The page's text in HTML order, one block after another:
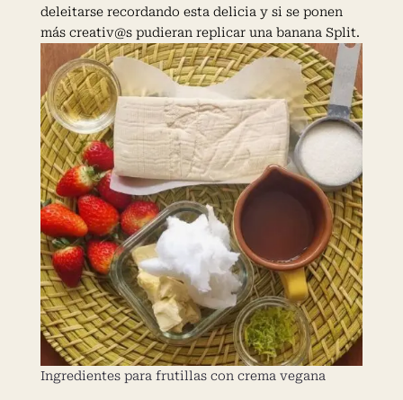
deleitarse recordando esta delicia y si se ponen
más creativ@s pudieran replicar una banana Split.
Ingredientes para frutillas con crema vegana